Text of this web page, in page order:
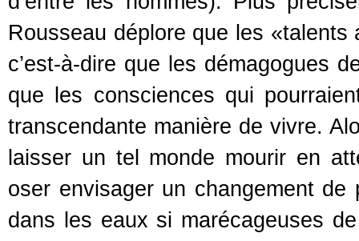
Rousseau déplore que les
c’est-à-dire que les démagogues
que les consciences qui
transcendante manière de vivre.
laisser un tel monde mourir en
oser envisager un changement
dans les eaux si marécageuses